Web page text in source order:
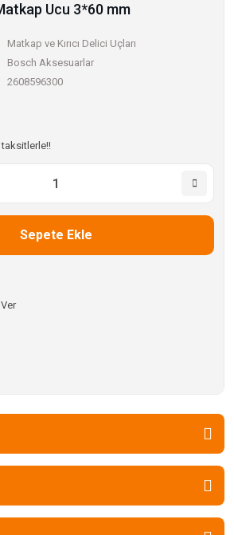
Ucu 3*60 mm
Matkap ve Kırıcı Delici Uçları
Bosch Aksesuarlar
2608596300
taksitlerle!!
Sepete Ekle